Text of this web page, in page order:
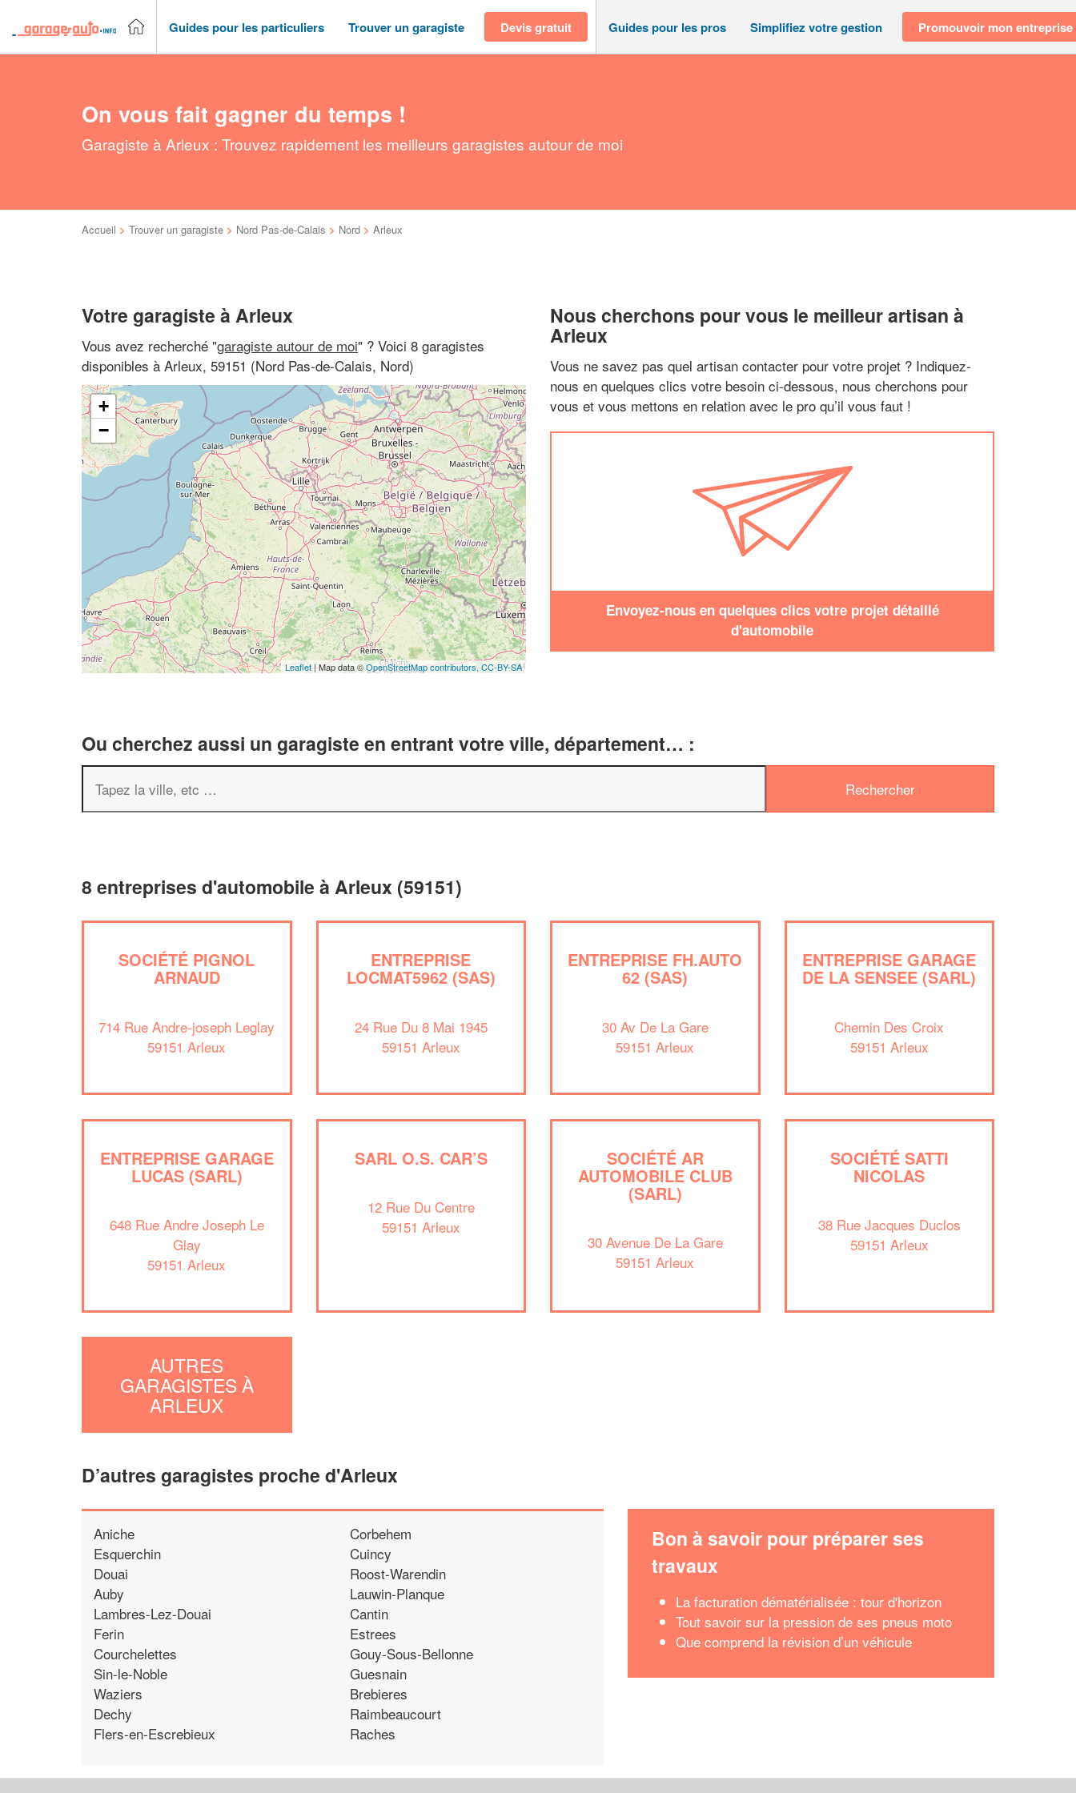
Guides pour les particuliers Trouver un garagiste Devis gratuit Guides pour les pros Simplifiez votre gestion Promouvoir mon entreprise
On vous fait gagner du temps !
Garagiste à Arleux : Trouvez rapidement les meilleurs garagistes autour de moi
Accueil > Trouver un garagiste > Nord Pas-de-Calais > Nord > Arleux
Votre garagiste à Arleux
Vous avez recherché "garagiste autour de moi" ? Voici 8 garagistes
disponibles à Arleux, 59151 (Nord Pas-de-Calais, Nord)
+
−
Leaflet| Map data ©OpenStreetMap contributors, CC-BY-SA
Nous cherchons pour vous le meilleur artisan à
Arleux
Vous ne savez pas quel artisan contacter pour votre projet ? Indiquez-
nous en quelques clics votre besoin ci-dessous, nous cherchons pour
vous et vous mettons en relation avec le pro qu’il vous faut !
Envoyez-nous en quelques clics votre projet détaillé
d'automobile
Ou cherchez aussi un garagiste en entrant votre ville, département… :
8 entreprises d'automobile à Arleux (59151)
SOCIÉTÉ PIGNOL
ARNAUD
714 Rue Andre-joseph Leglay
59151 Arleux
ENTREPRISE
LOCMAT5962 (SAS)
24 Rue Du 8 Mai 1945
59151 Arleux
ENTREPRISE FH.AUTO
62 (SAS)
30 Av De La Gare
59151 Arleux
ENTREPRISE GARAGE
DE LA SENSEE (SARL)
Chemin Des Croix
59151 Arleux
ENTREPRISE GARAGE
LUCAS (SARL)
648 Rue Andre Joseph Le
Glay
59151 Arleux
SARL O.S. CAR’S
12 Rue Du Centre
59151 Arleux
SOCIÉTÉ AR
AUTOMOBILE CLUB
(SARL)
30 Avenue De La Gare
59151 Arleux
SOCIÉTÉ SATTI
NICOLAS
38 Rue Jacques Duclos
59151 Arleux
AUTRES
GARAGISTES À
ARLEUX
D’autres garagistes proche d'Arleux
Aniche
Esquerchin
Douai
Auby
Lambres-Lez-Douai
Ferin
Courchelettes
Sin-le-Noble
Waziers
Dechy
Flers-en-Escrebieux
Corbehem
Cuincy
Roost-Warendin
Lauwin-Planque
Cantin
Estrees
Gouy-Sous-Bellonne
Guesnain
Brebieres
Raimbeaucourt
Raches
Bon à savoir pour préparer ses
travaux
La facturation dématérialisée : tour d'horizon
Tout savoir sur la pression de ses pneus moto
Que comprend la révision d’un véhicule
✕
Vous êtes un
professionnel ?
Augmentez votre
vosmarges